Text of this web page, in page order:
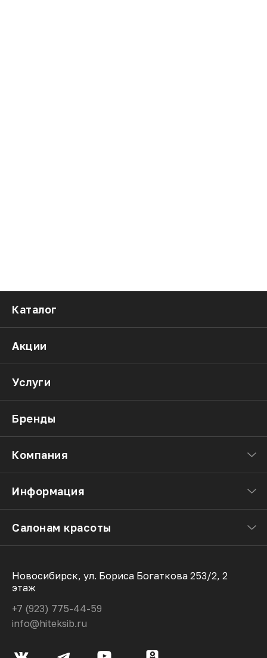
Каталог
Акции
Услуги
Бренды
Компания
Информация
Салонам красоты
Новосибирск, ул. Бориса Богаткова 253/2, 2
этаж
+7 (923) 775-44-59
info@hiteksib.ru